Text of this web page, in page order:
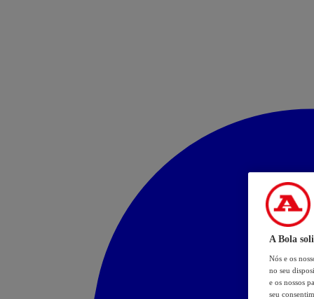
A Bola
Nós e os
no seu
e os nossos
seu